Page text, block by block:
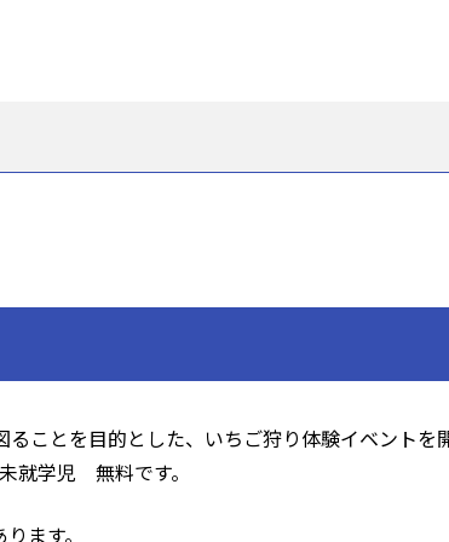
ことを目的とした、いちご狩り体験イベントを
就学児 無料です。
ます。